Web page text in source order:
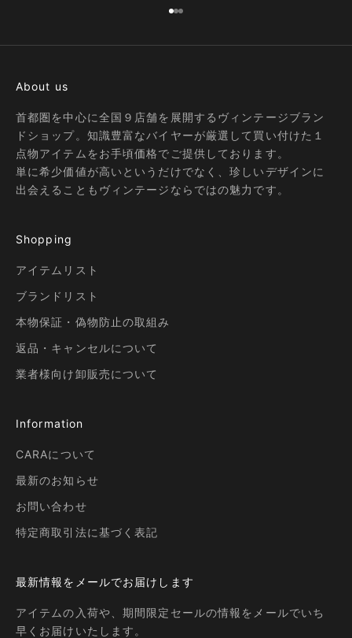
I18n Error: Missing interpolation
I18n Error: Missing interpolation
I18n Error: Missing interpolation
About us
首都圏を中心に全国９店舗を展開するヴィンテージブラン
ドショップ。知識豊富なバイヤーが厳選して買い付けた１
点物アイテムをお手頃価格でご提供しております。
単に希少価値が高いというだけでなく、珍しいデザインに
出会えることもヴィンテージならではの魅力です。
Shopping
アイテムリスト
ブランドリスト
本物保証・偽物防止の取組み
返品・キャンセルについて
業者様向け卸販売について
Information
CARAについて
最新のお知らせ
お問い合わせ
特定商取引法に基づく表記
最新情報をメールでお届けします
アイテムの入荷や、期間限定セールの情報をメールでいち
早くお届けいたします。